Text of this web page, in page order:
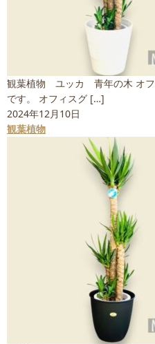
観葉植物 ユッカ 青年の木 オフ
です。 オフィスグ […]
2024年12月10日
観葉植物